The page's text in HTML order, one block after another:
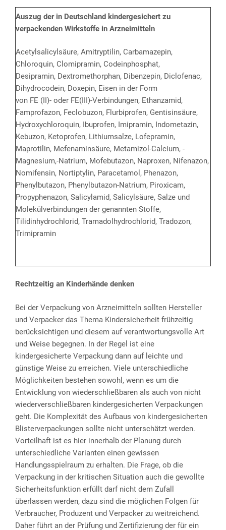
Auszug der in Deutschland kindergesichert zu
verpackenden Wirkstoffe in Arzneimitteln
Acetylsalicylsäure, Amitryptilin, Carbamazepin,
Chloroquin, Clomipramin, Codeinphosphat,
Desipramin, Dextromethorphan, Dibenzepin, Diclofenac,
Dihydrocodein, Doxepin, Eisen in der Form
von FE (II)- oder FE(III)-Verbindungen, Ethanzamid,
Famprofazon, Feclobuzon, Flurbiprofen, Gentisinsäure,
Hydroxychloroquin, Ibuprofen, Imipramin, Indometazin,
Kebuzon, Ketoprofen, Lithiumsalze, Lofepramin,
Maprotilin, Mefenaminsäure, Metamizol-Calcium, -
Magnesium,-Natrium, Mofebutazon, Naproxen, Nifenazon,
Nomifensin, Nortiptylin, Paracetamol, Phenazon,
Phenylbutazon, Phenylbutazon-Natrium, Piroxicam,
Propyphenazon, Salicylamid, Salicylsäure, Salze und
Molekülverbindungen der genannten Stoffe,
Tilidinhydrochlorid, Tramadolhydrochlorid, Tradozon,
Trimipramin
Rechtzeitig an Kinderhände denken
Bei der Verpackung von Arzneimitteln sollten Hersteller
und Verpacker das Thema Kindersicherheit frühzeitig
berücksichtigen und diesem auf verantwortungsvolle Art
und Weise begegnen. In der Regel ist eine
kindergesicherte Verpackung dann auf leichte und
günstige Weise zu erreichen. Viele unterschiedliche
Möglichkeiten bestehen sowohl, wenn es um die
Entwicklung von wiederschließbaren als auch von nicht
wiederverschließbaren kindergesicherten Verpackungen
geht. Die Komplexität des Aufbaus von kindergesicherten
Blisterverpackungen sollte nicht unterschätzt werden.
Vorteilhaft ist es hier innerhalb der Planung durch
unterschiedliche Varianten einen gewissen
Handlungsspielraum zu erhalten. Die Frage, ob die
Verpackung in der kritischen Situation auch die gewollte
Sicherheitsfunktion erfüllt darf nicht dem Zufall
überlassen werden, dazu sind die möglichen Folgen für
Verbraucher, Produzent und Verpacker zu weitreichend.
Daher führt an der Prüfung und Zertifizierung der für ein